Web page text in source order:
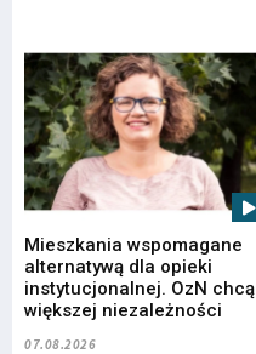
Mieszkania wspomagane
alternatywą dla opieki
instytucjonalnej. OzN chcą
większej niezależności
07.08.2026